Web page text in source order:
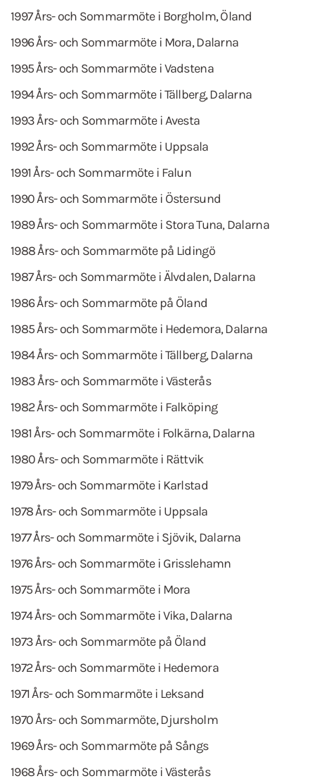
1997 Års- och Sommarmöte i Borgholm, Öland
1996 Års- och Sommarmöte i Mora, Dalarna
1995 Års- och Sommarmöte i Vadstena
1994 Års- och Sommarmöte i Tällberg, Dalarna
1993 Års- och Sommarmöte i Avesta
1992 Års- och Sommarmöte i Uppsala
1991 Års- och Sommarmöte i Falun
1990 Års- och Sommarmöte i Östersund
1989 Års- och Sommarmöte i Stora Tuna, Dalarna
1988 Års- och Sommarmöte på Lidingö
1987 Års- och Sommarmöte i Älvdalen, Dalarna
1986 Års- och Sommarmöte på Öland
1985 Års- och Sommarmöte i Hedemora, Dalarna
1984 Års- och Sommarmöte i Tällberg, Dalarna
1983 Års- och Sommarmöte i Västerås
1982 Års- och Sommarmöte i Falköping
1981 Års- och Sommarmöte i Folkärna, Dalarna
1980 Års- och Sommarmöte i Rättvik
1979 Års- och Sommarmöte i Karlstad
1978 Års- och Sommarmöte i Uppsala
1977 Års- och Sommarmöte i Sjövik, Dalarna
1976 Års- och Sommarmöte i Grisslehamn
1975 Års- och Sommarmöte i Mora
1974 Års- och Sommarmöte i Vika, Dalarna
1973 Års- och Sommarmöte på Öland
1972 Års- och Sommarmöte i Hedemora
1971 Års- och Sommarmöte i Leksand
1970 Års- och Sommarmöte, Djursholm
1969 Års- och Sommarmöte på Sångs
1968 Års- och Sommarmöte i Västerås